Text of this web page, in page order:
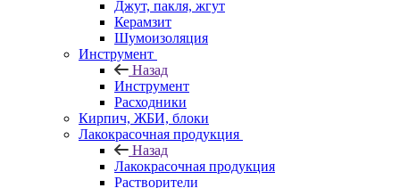
Джут, пакля, жгут
Керамзит
Шумоизоляция
Инструмент
Назад
Инструмент
Расходники
Кирпич, ЖБИ, блоки
Лакокрасочная продукция
Назад
Лакокрасочная продукция
Растворители